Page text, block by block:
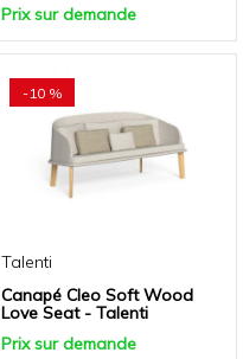
Prix sur demande
-10 %
Talenti
Canapé Cleo Soft Wood
Love Seat - Talenti
Prix sur demande